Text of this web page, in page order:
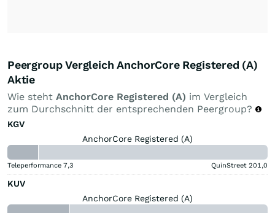
Peergroup Vergleich AnchorCore Registered (A)
Aktie
Wie steht AnchorCore Registered (A) im Vergleich
zum Durchschnitt der entsprechenden Peergroup?
KGV
AnchorCore Registered (A)
Teleperformance 7,3 QuinStreet 201,0
KUV
AnchorCore Registered (A)